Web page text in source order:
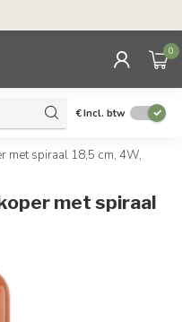
0
€Incl. btw
met spiraal 18,5 cm, 4W,
met spiraal